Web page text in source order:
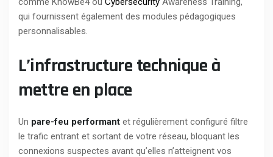
qui fournissent également des modules pédagogiques
personnalisables.
L’infrastructure technique à
mettre en place
Un pare-feu performant et régulièrement configuré filtre
le trafic entrant et sortant de votre réseau, bloquant les
connexions suspectes avant qu’elles n’atteignent vos